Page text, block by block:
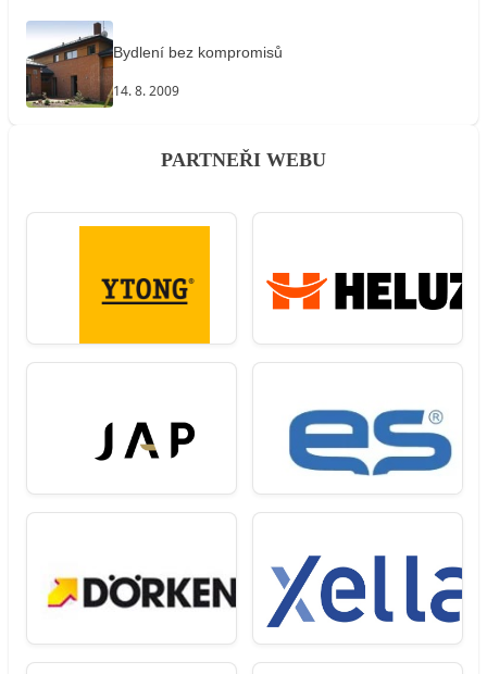
Bydlení bez kompromisů
14. 8. 2009
PARTNEŘI WEBU